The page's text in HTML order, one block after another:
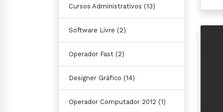
Cursos Administrativos (13)
Software Livre (2)
Operador Fast (2)
Designer Gráfico (14)
Operador Computador 2012 (1)